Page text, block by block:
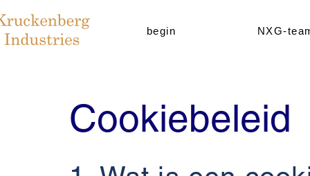
begin NXG-
Cookiebeleid